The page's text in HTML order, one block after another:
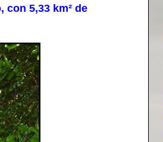
5,33 km² de